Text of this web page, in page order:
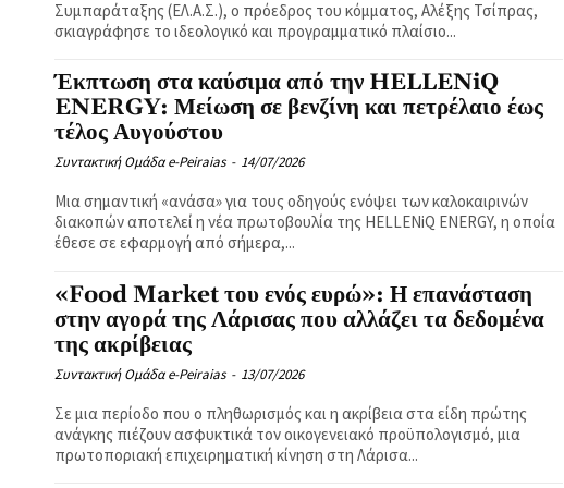
Συμπαράταξης (ΕΛ.Α.Σ.), ο πρόεδρος του κόμματος, Αλέξης Τσίπρας,
σκιαγράφησε το ιδεολογικό και προγραμματικό πλαίσιο...
Έκπτωση στα καύσιμα από την HELLENiQ
ENERGY: Μείωση σε βενζίνη και πετρέλαιο έως
τέλος Αυγούστου
Συντακτική Ομάδα e-Peiraias - 14/07/2026
Μια σημαντική «ανάσα» για τους οδηγούς ενόψει των καλοκαιρινών
διακοπών αποτελεί η νέα πρωτοβουλία της HELLENiQ ENERGY, η οποία
έθεσε σε εφαρμογή από σήμερα,...
«Food Market του ενός ευρώ»: Η επανάσταση
στην αγορά της Λάρισας που αλλάζει τα δεδομένα
της ακρίβειας
Συντακτική Ομάδα e-Peiraias - 13/07/2026
Σε μια περίοδο που ο πληθωρισμός και η ακρίβεια στα είδη πρώτης
ανάγκης πιέζουν ασφυκτικά τον οικογενειακό προϋπολογισμό, μια
πρωτοποριακή επιχειρηματική κίνηση στη Λάρισα...